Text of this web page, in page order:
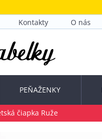
Kontakty O nás
PEŇAŽENKY
čiapka Ruže